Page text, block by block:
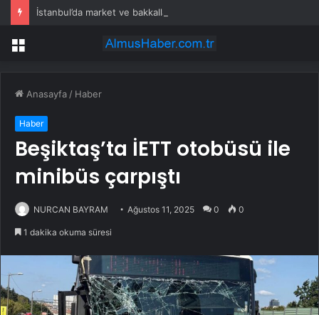
Menü
Anasayfa / Haber
Haber
Beşiktaş’ta İETT otobüsü ile
minibüs çarpıştı
NURCAN BAYRAM Ağustos 11, 2025 0 0
1 dakika okuma süresi